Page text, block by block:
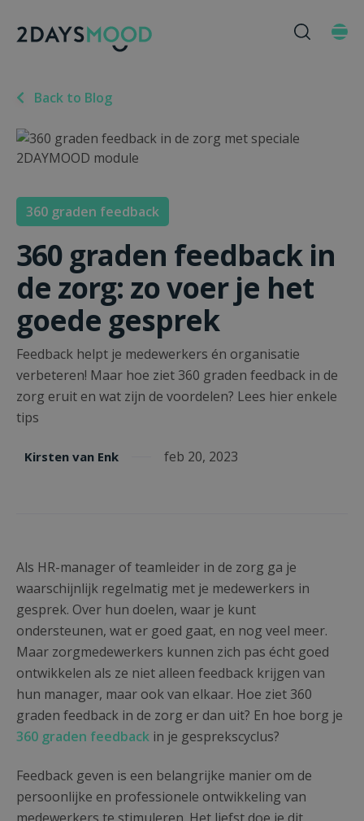
Back to Blog
360 graden feedback
360 graden feedback in
de zorg: zo voer je het
goede gesprek
Feedback helpt je medewerkers én organisatie
verbeteren! Maar hoe ziet 360 graden feedback in de
zorg eruit en wat zijn de voordelen? Lees hier enkele
tips
Kirsten van Enk feb 20, 2023
Als HR-manager of teamleider in de zorg ga je
waarschijnlijk regelmatig met je medewerkers in
gesprek. Over hun doelen, waar je kunt
ondersteunen, wat er goed gaat, en nog veel meer.
Maar zorgmedewerkers kunnen zich pas écht goed
ontwikkelen als ze niet alleen feedback krijgen van
hun manager, maar ook van elkaar. Hoe ziet 360
graden feedback in de zorg er dan uit? En hoe borg je
360 graden feedback in je gesprekscyclus?
Feedback geven is een belangrijke manier om de
persoonlijke en professionele ontwikkeling van